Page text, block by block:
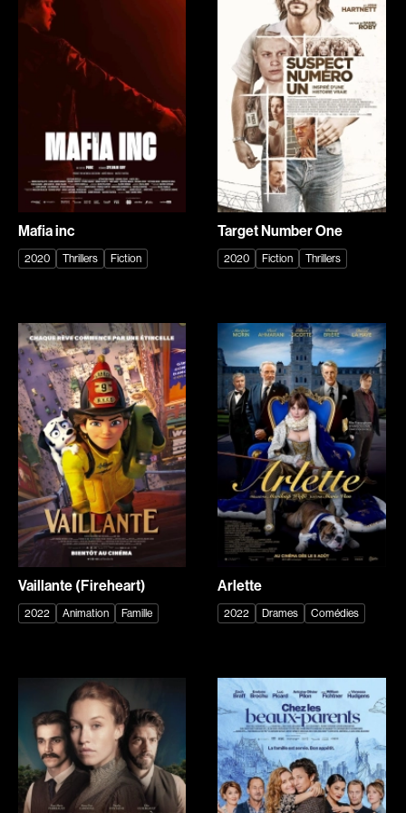
Caron-Guay Hubert
Carrier Louis-Georges
Carrière Bruno
Carrière Marcel
Carter Peter
Carthew KC
Castillo Nardo
Castravelli Claude
Cayer Marc
Cayrol Jean
Chabot Mario
Chabot Jean
Chabot Catherine
Champagne Louis
Charbonneau Mélanie
Chevigny Pier-Philippe
Chica Patricia
Chicoine Alain
Chif Junna
Chila Dominique
Chokri Monia
Chomet Sylvain
Choquette Louis
Chotel Paul
Chouinard Denis
Chouinard Yvan
Chouraqui Elie
Chow Deborah
Cinq-Mars Chloé
Ciupka Richard
Clark Ron
Clark Bob
Cohn Norman
Collin Frédérique
Collinson Peter
Cormier Sarianne
Cornamusaz Séverine
Corneau Alain
Corsini Catherine
Cossen Florian
Coste Flavia
Côté Ghyslaine
Côté Michel
Côté Denis
Côté-Collins Lawrence
Mafia inc
2020 Thrillers Fiction
Target Number One
2020 Fiction Thrillers
Vaillante (Fireheart)
2022 Animation Famille
Arlette
2022 Drames Comédies